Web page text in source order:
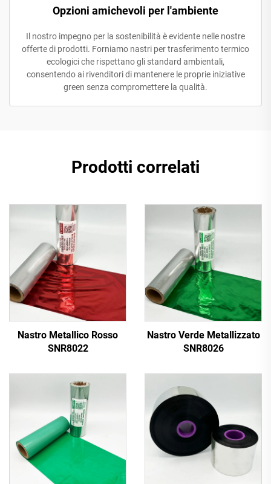
Opzioni amichevoli per l'ambiente
Il nostro impegno per la sostenibilità è evidente nelle nostre
offerte di prodotti. Forniamo nastri per trasferimento termico
ecologici che rispettano gli standard ambientali,
consentendo ai rivenditori di mantenere le proprie iniziative
green senza compromettere la qualità.
Prodotti correlati
Nastro Metallico Rosso
SNR8022
Nastro Verde Metallizzato
SNR8026